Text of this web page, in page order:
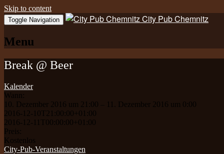
Skip to content
Toggle Navigation City Pub Chemnitz
Menu
Break @ Beer
Kalender
Wann:
10. Dezember 2016 um 21:00 – 11. Dezember 2016 um 0:00
2016-12-10T21:00:00+01:00
2016-12-11T00:00:00+01:00
Preis:
Kostenlos
City-Pub-Veranstaltungen